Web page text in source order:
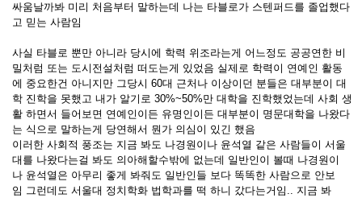
싸움날까봐 미리 처음부터 말하는데 나는 타블로가 스텐퍼드를 졸업했다
고 믿는 사람임
사실 타블로 뿐만 아니라 당시에 학력 위조라는게 어느정도 공공연한 비
밀처럼 또는 도시전설처럼 떠도는게 있었음 실제로 학력이 연예인 활동
에 중요한건 아니지만 그당시 60대 근처나 이상이던 분들은 대부분이 대
학 진학을 못했고 내가 알기로 30%~50%만 대학을 진학했었는데 사회 생
활 하면서 들어보면 연예인이든 유명인이든 대부분이 명문대학을 나왔다
는 식으로 말하는게 당연해서 뭔가 의심이 있긴 했음
이러한 사회적 풍조는 지금 봐도 나경원이나 윤석열 같은 사람들이 서울
대를 나왔다는걸 봐도 의아해할수밖에 없는데 일반인이 볼때 나경원이
나 윤석열은 아무리 좋게 봐줘도 일반인들 보다 똑똑한 사람으로 안보
임 그런데도 서울대 정치학화 법학과를 떡 하니 갔다는거임.. 지금 봐